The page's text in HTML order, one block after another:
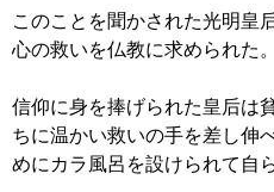
このことを聞かされた光明皇
心の救いを仏教に求められた。
信仰に身を捧げられた皇后は
ちに温かい救いの手を差し伸
めにカラ風呂を設けられて自